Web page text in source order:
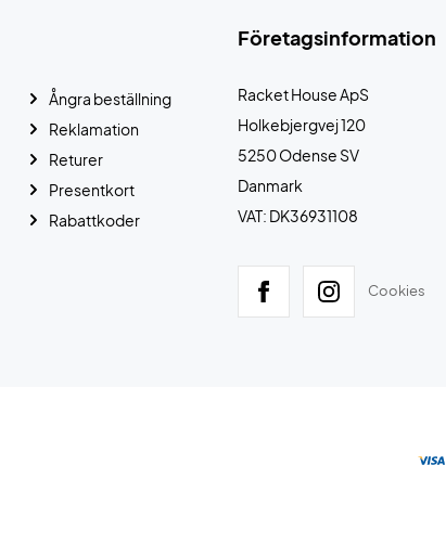
Företagsinformation
Racket House ApS
Holkebjergvej 120
5250 Odense SV
Danmark
VAT: DK36931108
Cookies
Ångra beställning
Reklamation
Returer
Presentkort
Rabattkoder